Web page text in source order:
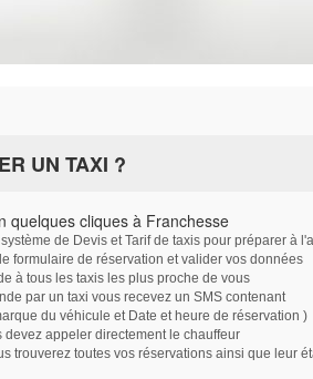
UN TAXI ?
quelques cliques à Franchesse
de Devis et Tarif de taxis pour préparer à
formulaire de réservation et valider vos données
à tous les taxis les plus proche de vous
par un taxi vous recevez un SMS contenant
du véhicule et Date et heure de réservation )
appeler directement le chauffeur
trouverez toutes vos réservations ainsi que leur